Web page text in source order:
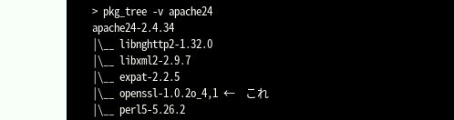
> pkg_tree -v apache24
apache24-2.4.34
|\
__ libnghttp2-1.32.0
|\
__ libxml2-2.9.7
|\
__ expat-2.2.5
|\
__ openssl-1.0.2o_4,1	←	これ
|\
__ perl5-5.26.2